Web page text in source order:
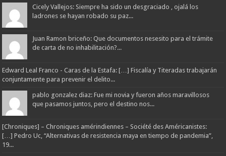
Cicely Vallejos: Siempre ha sido un desgraciado , ojalá los
ladrones se hayan robado su paz...
Juan Ramon briceño: Que documentos nesesito para el trámite
de carta de no inhabilitación?...
Edward Leal Franco - Caras de la Estafa: […] Fiscalía y Titeradas trabajarán
conjuntamente para prevenir el delito...
pablo gonzalez diaz: Fue mi novia y fueron años maravillosos
que pasamos juntos, pero el destino nos...
[Chroniques] – Chroniques amérindiennes – Société des Américanistes:
[…] Pedro Uc, “Alternativas de resistencia maya en tiempo de pandemia”,
19...